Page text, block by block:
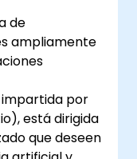
de
ampliamente
por
está dirigida
que deseen